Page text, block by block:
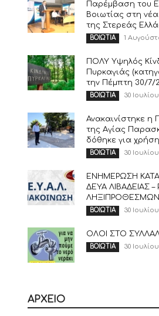
Παρέμβαση του
Βοιωτίας στη
της Στερεάς
ΒΟΙΩΤΙΑ 1
ΠΟΛΥ Υψηλός
Πυρκαγιάς
την Πέμπτη 30/7/
ΒΟΙΩΤΙΑ 30
Ανακαινίστηκε η
της Αγίας
δόθηκε για χρήση
ΒΟΙΩΤΙΑ 30
ΕΝΗΜΕΡΩΣΗ
ΔΕΥΑ ΛΙΒΑΔΕΙΑΣ –
ΒΟΙΩΤΙΑ 30
ΟΛΟΙ ΣΤΟ
ΒΟΙΩΤΙΑ 30
ΑΡΧΕΙΟ